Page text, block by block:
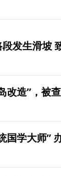
发生滑坡
改造”，被查
国学大师”